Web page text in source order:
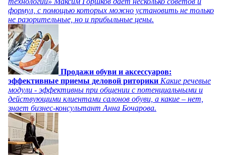
формул, с помощью которых можно установить не только
не разорительные, но и прибыльные цены.
Продажи обуви и аксессуаров:
эффективные приемы деловой риторики Какие речевые
модули - эффективны при общении с потенциальными и
действующими клиентами салонов обуви, а какие – нет,
знает бизнес-консультант Анна Бочарова.